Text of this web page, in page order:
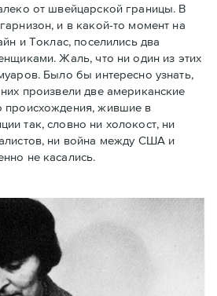
от швейцарской границы. В
и в какой-то момент на
и Токлас, поселились два
Жаль, что ни один из этих
Было бы интересно узнать,
произвели две американские
происхождения, жившие в
так, словно ни холокост, ни
ни война между США и
не касались.